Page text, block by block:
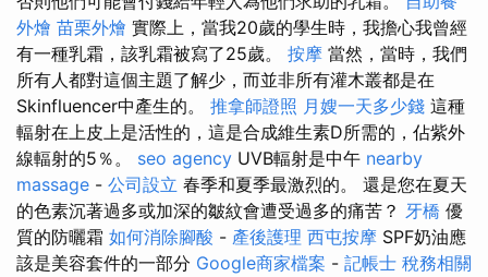
外燴 苗栗外燴 實際上，當我20歲的學生時，我擔心我曾經
有一種乳霜，該乳霜被寫了25歲。 按摩 當然，當時，我們
所有人都對這個主題了解少，而並非所有灌木叢都是在
Skinfluencer中產生的。 推拿師證照 月嫂一天多少錢 這種
輻射在上皮上是活性的，這是合成維生素D所需的，佔紫外
線輻射的5％。 seo agency UVB輻射是中午 nearby
massage - 公司設立 春季和夏季最激烈的。 還是您在夏天
的色素沉著過多或加深的皺紋會遭受過多的痛苦？ 牙橋 優
質的防曬霜 如何消除腳酸 - 產後護理 西屯按摩 SPF奶油應
該是美容套件的一部分 Google商家檔案 - 記帳士 稅務相關